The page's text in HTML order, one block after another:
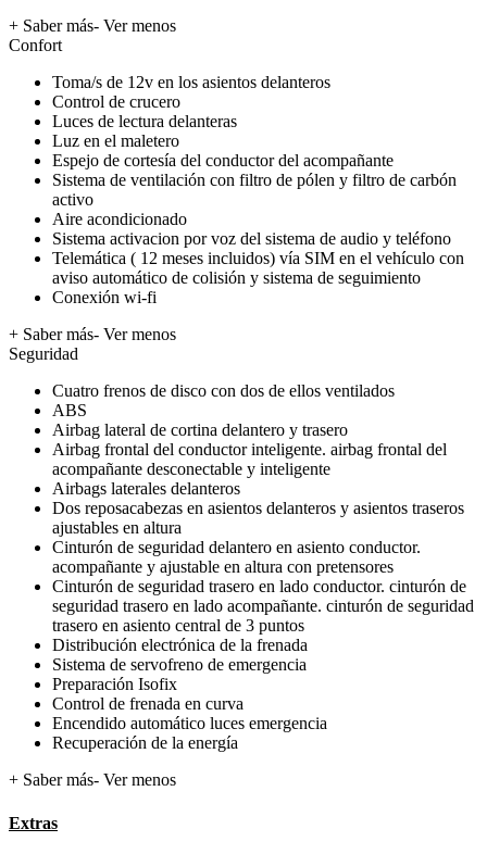
+ Saber más- Ver menos
Confort
Toma/s de 12v en los asientos delanteros
Control de crucero
Luces de lectura delanteras
Luz en el maletero
Espejo de cortesía del conductor del acompañante
Sistema de ventilación con filtro de pólen y filtro de carbón
activo
Aire acondicionado
Sistema activacion por voz del sistema de audio y teléfono
Telemática ( 12 meses incluidos) vía SIM en el vehículo con
aviso automático de colisión y sistema de seguimiento
Conexión wi-fi
+ Saber más- Ver menos
Seguridad
Cuatro frenos de disco con dos de ellos ventilados
ABS
Airbag lateral de cortina delantero y trasero
Airbag frontal del conductor inteligente. airbag frontal del
acompañante desconectable y inteligente
Airbags laterales delanteros
Dos reposacabezas en asientos delanteros y asientos traseros
ajustables en altura
Cinturón de seguridad delantero en asiento conductor.
acompañante y ajustable en altura con pretensores
Cinturón de seguridad trasero en lado conductor. cinturón de
seguridad trasero en lado acompañante. cinturón de seguridad
trasero en asiento central de 3 puntos
Distribución electrónica de la frenada
Sistema de servofreno de emergencia
Preparación Isofix
Control de frenada en curva
Encendido automático luces emergencia
Recuperación de la energía
+ Saber más- Ver menos
Extras